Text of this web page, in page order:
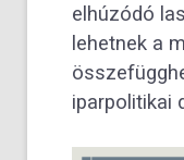
elhúzódó
lehetnek a
iparpolitikai